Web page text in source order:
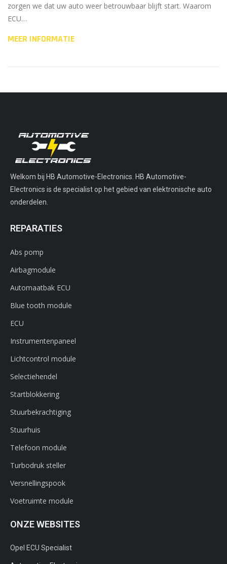
zorgen we dat uw auto weer betrouwbaar blijft start. Waarom
ECU…
MEER INFORMATIE
Welkom bij HB Automotive-Electronics. HB Automotive-
Electronics is de specialist op het gebied van elektronische auto
onderdelen.
REPARATIES
Abs pomp
Airbagmodule
Automaatbak ECU
Blue tooth module
ECU
Instrumentenpaneel
Lichtcontrol module
Selectiehendel
Startblokkering
Stuurbekrachtiging
Stuurhuis
Telefoon module
Turbodruk steller
Versnellingspook
Voetruimte module
ONZE WEBSITES
Opel ECU Specialist